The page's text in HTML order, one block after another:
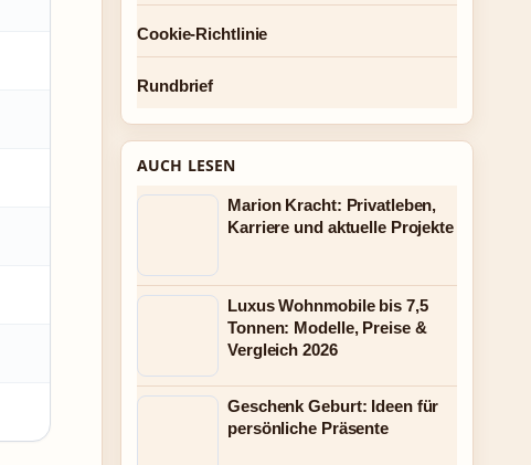
Cookie-Richtlinie
Rundbrief
AUCH LESEN
Marion Kracht: Privatleben,
Karriere und aktuelle Projekte
Luxus Wohnmobile bis 7,5
Tonnen: Modelle, Preise &
Vergleich 2026
Geschenk Geburt: Ideen für
persönliche Präsente